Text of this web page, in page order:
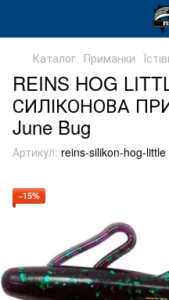
Каталог Приманки
REINS HOG
СИЛІКОНОВА
June Bug
Артикул: reins-silikon-hog-little
−15%